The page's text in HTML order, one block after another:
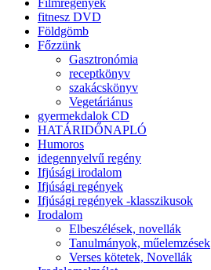
Filmregények
fitnesz DVD
Földgömb
Főzzünk
Gasztronómia
receptkönyv
szakácskönyv
Vegetáriánus
gyermekdalok CD
HATÁRIDŐNAPLÓ
Humoros
idegennyelvű regény
Ifjúsági irodalom
Ifjúsági regények
Ifjúsági regények -klasszikusok
Irodalom
Elbeszélések, novellák
Tanulmányok, műelemzések
Verses kötetek, Novellák